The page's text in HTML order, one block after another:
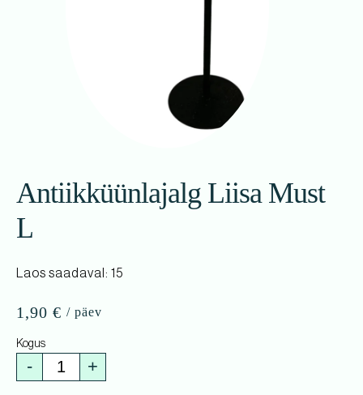
Antiikküünlajalg Liisa Must
L
Laos saadaval: 15
1,90 €
- +